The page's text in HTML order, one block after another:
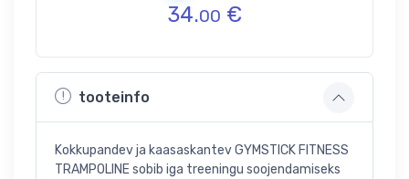
34.00 €
tooteinfo
Kokkupandev ja kaasaskantev GYMSTICK FITNESS
TRAMPOLINE sobib iga treeningu soojendamiseks